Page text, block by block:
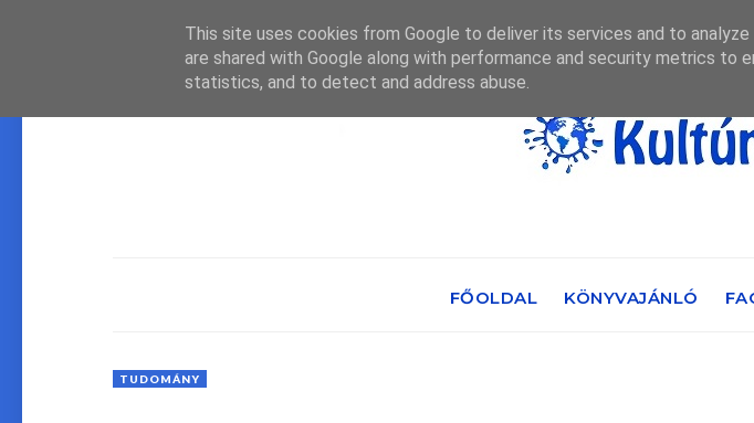
FŐOLDAL KÖNYVAJÁNLÓ
TUDOMÁNY
This site uses cookies from Google to deliver its services and to
are shared with Google along with performance and security metrics to
statistics, and to detect and address abuse.